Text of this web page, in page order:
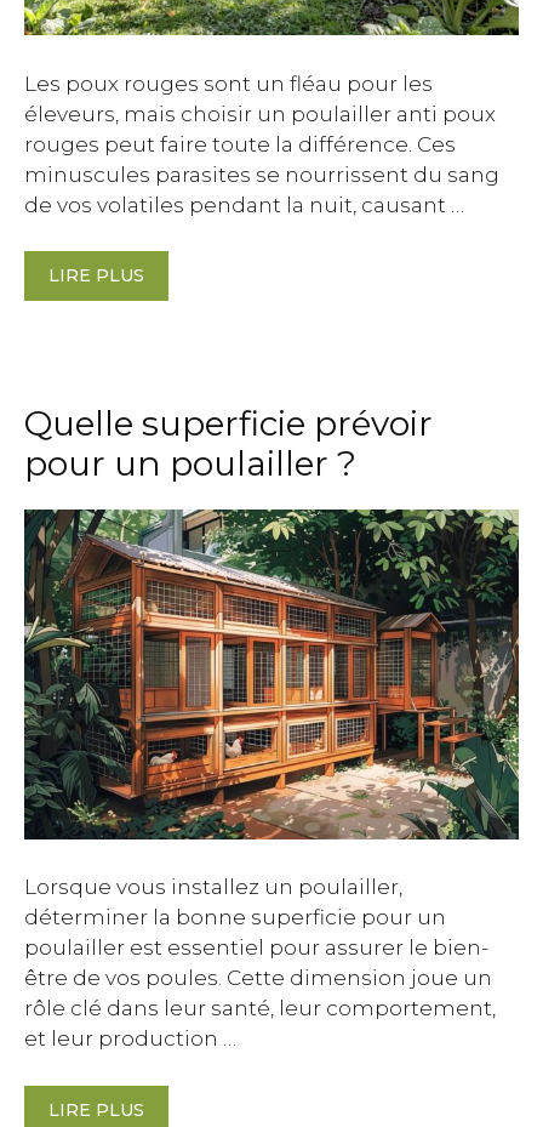
Les poux rouges sont un fléau pour les
éleveurs, mais choisir un poulailler anti poux
rouges peut faire toute la différence. Ces
minuscules parasites se nourrissent du sang
de vos volatiles pendant la nuit, causant …
LIRE PLUS
Quelle superficie prévoir
pour un poulailler ?
Lorsque vous installez un poulailler,
déterminer la bonne superficie pour un
poulailler est essentiel pour assurer le bien-
être de vos poules. Cette dimension joue un
rôle clé dans leur santé, leur comportement,
et leur production …
LIRE PLUS